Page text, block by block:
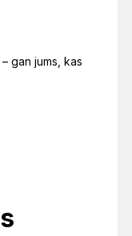
gan jums, kas